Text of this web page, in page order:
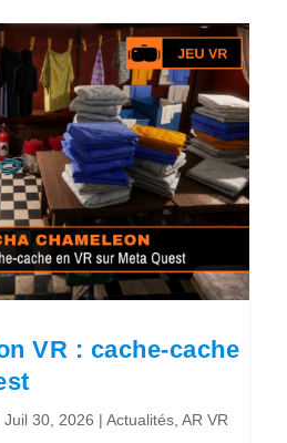
VR : cache-cache
Juil 30, 2026 |Actualités ,AR VR